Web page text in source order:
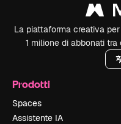
La piattaforma creativa
1 milione di abbonati
Prodotti
Spaces
Assistente IA